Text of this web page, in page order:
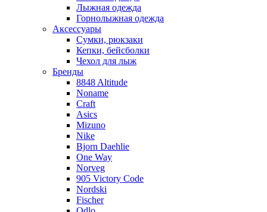
Лыжная одежда
Горнолыжная одежда
Аксессуары
Сумки, рюкзаки
Кепки, бейсболки
Чехол для лыж
Бренды
8848 Altitude
Noname
Craft
Asics
Mizuno
Nike
Bjorn Daehlie
One Way
Norveg
905 Victory Code
Nordski
Fischer